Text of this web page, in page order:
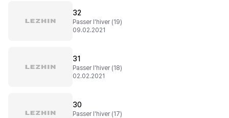
32
Passer l'hiver (19)
09.02.2021
31
Passer l'hiver (18)
02.02.2021
30
Passer l'hiver (17)